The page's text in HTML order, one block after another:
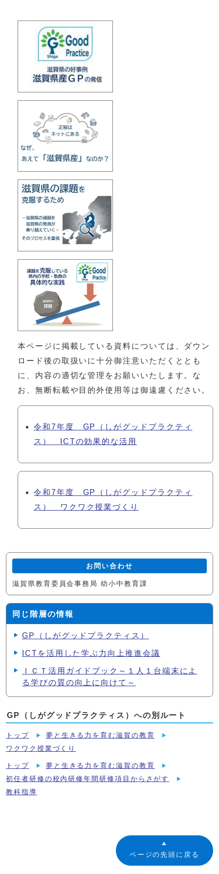
本ページに掲載している資料については、ダウン
ロード後の取扱いに十分御注意いただくととも
に、内容の適切な管理をお願いいたします。な
お、無断転載や目的外使用等は御遠慮ください。
令和7年度 GP（しがグッドプラクティ
ス） ICTの効果的な活用
令和7年度 GP（しがグッドプラクティ
ス） ワクワク授業づくり
お問い合わせ
滋賀県教育委員会事務局 幼小中教育課
同じ階層の情報
GP（しがグッドプラクティス）
ICTを活用した学ぶ力向上推進会議
ＩＣＴ活用ガイドブック～１人１台端末によ
る学びの質の向上に向けて～
GP（しがグッドプラクティス）への別ルート
トップ
夢と生きる力を育む滋賀の教育
ワクワク授業づくり
トップ
夢と生きる力を育む滋賀の教育
初任者研修の校内研修年間研修項目からさがす
教科指導
ページの先頭に戻る